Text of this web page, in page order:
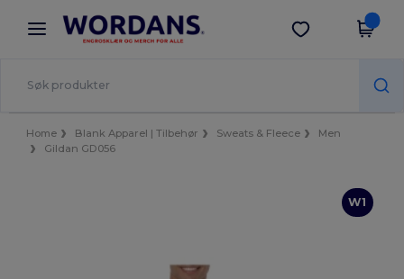
× Wordans-app
Bedre priser i appen!
Last ned app
Home Blank Apparel | Tilbehør Sweats & Fleece
Men
Gildan GD056
W1